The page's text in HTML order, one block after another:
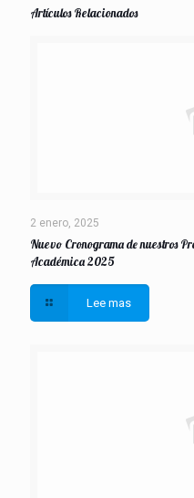
Artículos Relacionados
2 enero, 2025
Nuevo Cronograma de nuestros
Académica 2025
Lee mas